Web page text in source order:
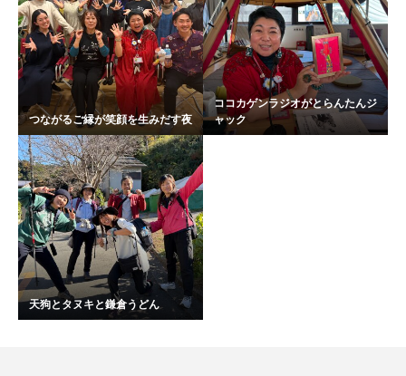
つながるご縁が笑顔を生みだす夜
ココカゲンラジオがとらんたんジ
ャック
天狗とタヌキと鎌倉うどん